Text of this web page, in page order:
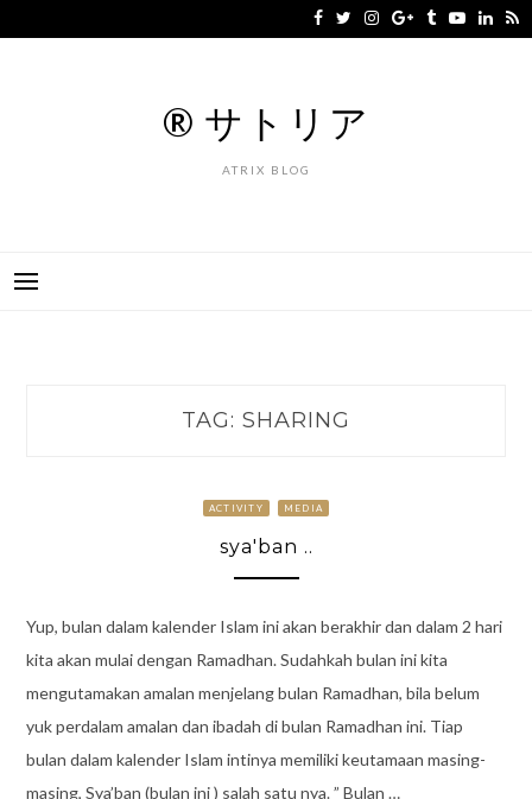
to
® サトリア
ATRIX BLOG
TAG: SHARING
ACTIVITY MEDIA
sya'ban ..
Yup, bulan dalam kalender Islam ini akan berakhir dan dalam 2 hari
kita akan mulai dengan Ramadhan. Sudahkah bulan ini kita
mengutamakan amalan menjelang bulan Ramadhan, bila belum
yuk perdalam amalan dan ibadah di bulan Ramadhan ini. Tiap
bulan dalam kalender Islam intinya memiliki keutamaan masing-
masing, Sya’ban (bulan ini ) salah satu nya. ” Bulan …